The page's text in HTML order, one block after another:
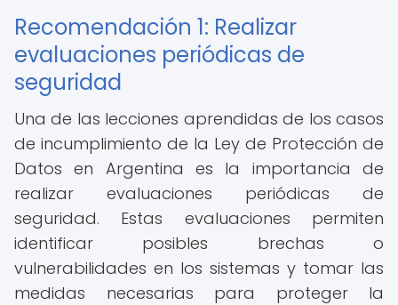
Recomendación 1: Realizar
evaluaciones periódicas de
seguridad
Una de las lecciones aprendidas de los casos
de incumplimiento de la Ley de Protección de
Datos en Argentina es la importancia de
realizar evaluaciones periódicas de
seguridad. Estas evaluaciones permiten
identificar posibles brechas o
vulnerabilidades en los sistemas y tomar las
medidas necesarias para proteger la